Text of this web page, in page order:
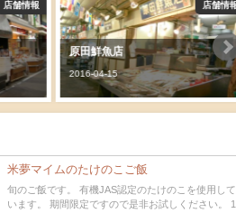
店舗情報 店舗情報
原田鮮魚店
2016-04-15
米夢マイムのたけのこご飯
旬のご飯です。 有機JAS認定のたけのこを使用して
います。 期間限定ですので是非お試しください。 1